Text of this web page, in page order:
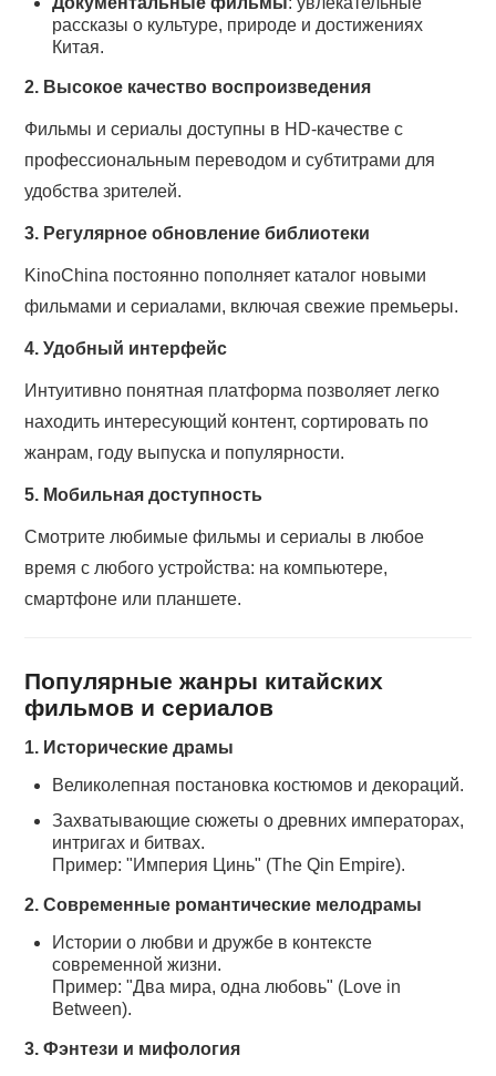
рассказы о культуре, природе и достижениях
Китая.
2. Высокое качество воспроизведения
Фильмы и сериалы доступны в HD-качестве с
профессиональным переводом и субтитрами для
удобства зрителей.
3. Регулярное обновление библиотеки
KinoChina постоянно пополняет каталог новыми
фильмами и сериалами, включая свежие премьеры.
4. Удобный интерфейс
Интуитивно понятная платформа позволяет легко
находить интересующий контент, сортировать по
жанрам, году выпуска и популярности.
5. Мобильная доступность
Смотрите любимые фильмы и сериалы в любое
время с любого устройства: на компьютере,
смартфоне или планшете.
Популярные жанры китайских
фильмов и сериалов
1. Исторические драмы
Великолепная постановка костюмов и декораций.
Захватывающие сюжеты о древних императорах,
интригах и битвах.
Пример: "Империя Цинь" (The Qin Empire).
2. Современные романтические мелодрамы
Истории о любви и дружбе в контексте
современной жизни.
Пример: "Два мира, одна любовь" (Love in
Between).
3. Фэнтези и мифология